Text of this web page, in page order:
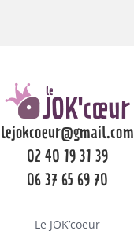
lejokcoeur@gmail.com
02 40 19 31 39
06 37 65 69 70
Le JOK’coeur